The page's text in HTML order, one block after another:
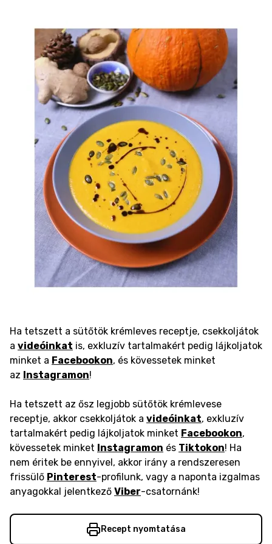
Ha tetszett a sütőtök krémleves receptje, csekkoljátok
a videóinkat is, exkluzív tartalmakért pedig lájkoljatok
minket a Facebookon, és kövessetek minket
az Instagramon!
Ha tetszett az ősz legjobb sütőtök krémlevese
receptje, akkor csekkoljátok a videóinkat, exkluzív
tartalmakért pedig lájkoljatok minket Facebookon,
kövessetek minket Instagramon és Tiktokon! Ha
nem éritek be ennyivel, akkor irány a rendszeresen
frissülő Pinterest-profilunk, vagy a naponta izgalmas
anyagokkal jelentkező Viber-csatornánk!
Recept nyomtatása